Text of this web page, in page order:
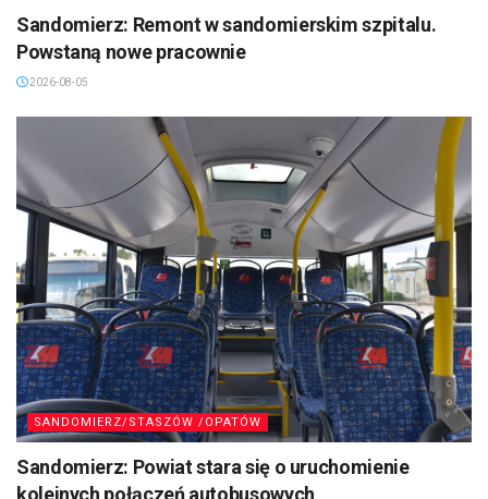
Sandomierz: Remont w sandomierskim szpitalu.
Powstaną nowe pracownie
2026-08-05
SANDOMIERZ/STASZÓW /OPATÓW
Sandomierz: Powiat stara się o uruchomienie
kolejnych połączeń autobusowych